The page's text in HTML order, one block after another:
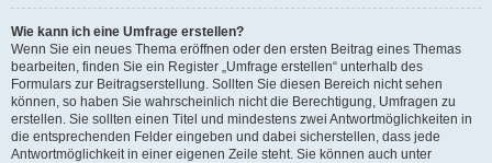
Wie kann ich eine Umfrage erstellen?
Wenn Sie ein neues Thema eröffnen oder den ersten Beitrag eines Themas
bearbeiten, finden Sie ein Register „Umfrage erstellen“ unterhalb des
Formulars zur Beitragserstellung. Sollten Sie diesen Bereich nicht sehen
können, so haben Sie wahrscheinlich nicht die Berechtigung, Umfragen zu
erstellen. Sie sollten einen Titel und mindestens zwei Antwortmöglichkeiten in
die entsprechenden Felder eingeben und dabei sicherstellen, dass jede
Antwortmöglichkeit in einer eigenen Zeile steht. Sie können auch unter